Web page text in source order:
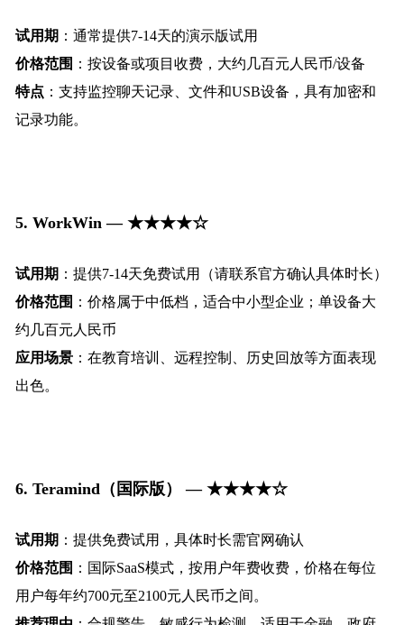
试用期 ：通常提供7-14天的演示版试用
价格范围 ：按设备或项目收费，大约几百元人民币/设备
特点 ：支持监控聊天记录、文件和USB设备，具有加密和
记录功能。
5. WorkWin — ★★★★☆
试用期 ：提供7-14天免费试用（请联系官方确认具体时长）
价格范围 ：价格属于中低档，适合中小型企业；单设备大
约几百元人民币
应用场景：在教育培训、远程控制、历史回放等方面表现
出色。
6. Teramind（国际版） — ★★★★☆
试用期 ：提供免费试用，具体时长需官网确认
价格范围 ：国际SaaS模式，按用户年费收费，价格在每位
用户每年约700元至2100元人民币之间。